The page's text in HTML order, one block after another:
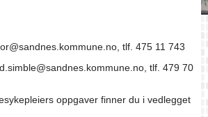
tlf. 475 11 743
tlf. 479 70
oppgaver finner du i vedlegget